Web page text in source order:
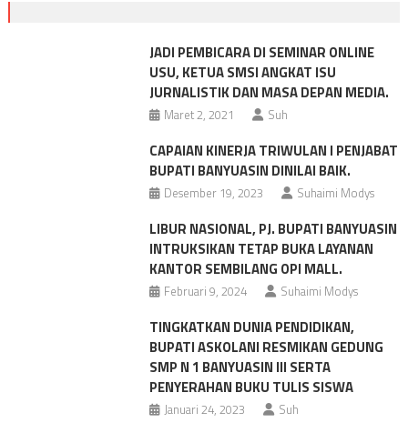
JADI PEMBICARA DI SEMINAR ONLINE
USU, KETUA SMSI ANGKAT ISU
JURNALISTIK DAN MASA DEPAN MEDIA.
Maret 2, 2021 Suh
CAPAIAN KINERJA TRIWULAN I PENJABAT
BUPATI BANYUASIN DINILAI BAIK.
Desember 19, 2023 Suhaimi Modys
LIBUR NASIONAL, PJ. BUPATI BANYUASIN
INTRUKSIKAN TETAP BUKA LAYANAN
KANTOR SEMBILANG OPI MALL.
Februari 9, 2024 Suhaimi Modys
TINGKATKAN DUNIA PENDIDIKAN,
BUPATI ASKOLANI RESMIKAN GEDUNG
SMP N 1 BANYUASIN III SERTA
PENYERAHAN BUKU TULIS SISWA
Januari 24, 2023 Suh